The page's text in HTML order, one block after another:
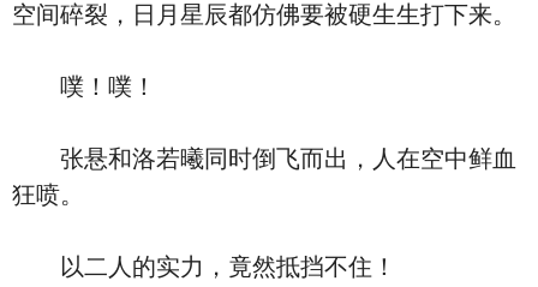
空间碎裂，日月星辰都仿佛要被硬生生打下来。
噗！噗！
张悬和洛若曦同时倒飞而出，人在空中鲜血
狂喷。
以二人的实力，竟然抵挡不住！